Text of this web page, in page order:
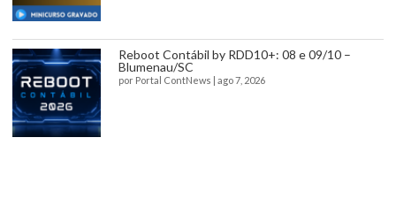
Reboot Contábil by RDD10+: 08 e 09/10 –
Blumenau/SC
por Portal ContNews ago 7, 2026